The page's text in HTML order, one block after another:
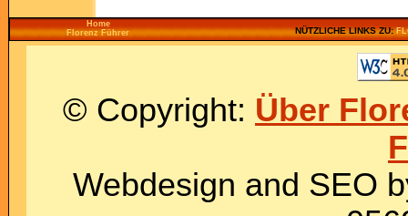
Home
Florenz Führer
NÜTZLICHE LINKS ZU:
© Copyright: Über
Webdesign and SEO